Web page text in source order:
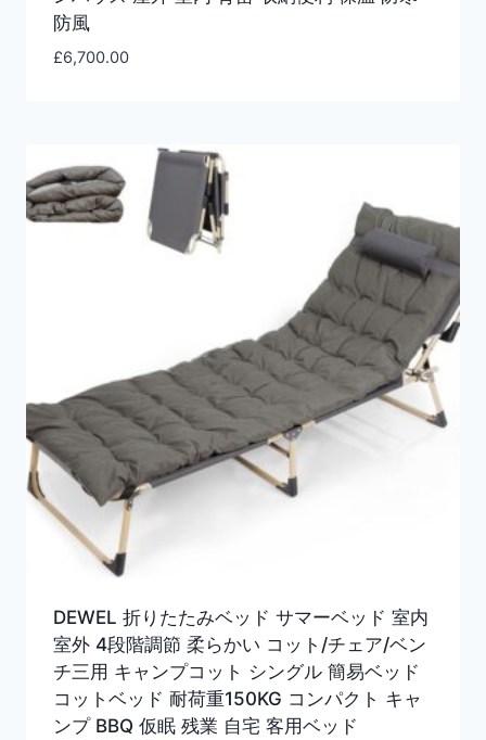
防風
£6,700.00
DEWEL 折りたたみベッド サマーベッド 室内
室外 4段階調節 柔らかい コット/チェア/ベン
チ三用 キャンプコット シングル 簡易ベッド
コットベッド 耐荷重150KG コンパクト キャ
ンプ BBQ 仮眠 残業 自宅 客用ベッド